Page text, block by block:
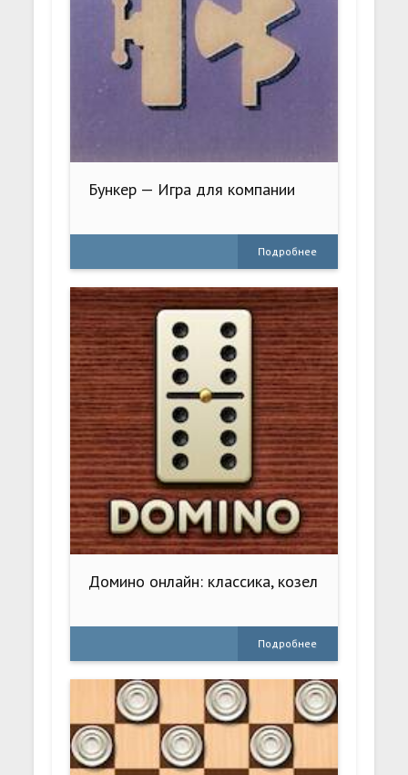
Бункер — Игра для компании
Подробнее
Домино онлайн: классика, козел
Подробнее